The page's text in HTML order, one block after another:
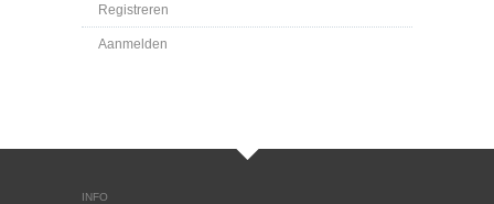
Registreren
Aanmelden
INFO